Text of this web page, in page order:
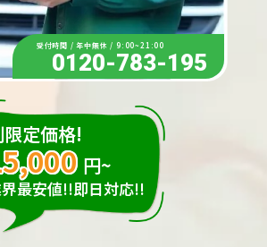
受付時間 / 年中無休 / 9:00~21:00
0120-783-195
限定価格!
円~
最安値!!即日対応!!